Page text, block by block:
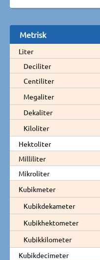
Metrisk
Liter
Deciliter
Centiliter
Megaliter
Dekaliter
Kiloliter
Hektoliter
Milliliter
Mikroliter
Kubikmeter
Kubikdekameter
Kubikhektometer
Kubikkilometer
Kubikdecimeter